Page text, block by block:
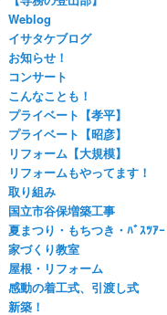
Weblog
イサタケブログ
お知らせ！
コンサート
こんなことも！
プライベート【孝平】
プライベート【昭彦】
リフォーム【大規模】
リフォームもやってます！
取り組み
国立市谷保増築工事
夏まつり・もちつき・ﾊﾞｽﾂｱｰ
家づくり教室
屋根・リフォーム
感動の着工式、引渡し式
新築！